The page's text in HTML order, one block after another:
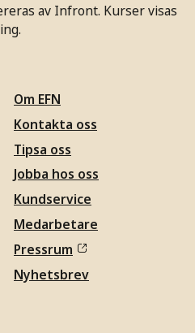
av Infront. Kurser visas
Om EFN
Kontakta oss
Tipsa oss
Jobba hos oss
Kundservice
Medarbetare
Pressrum
Nyhetsbrev